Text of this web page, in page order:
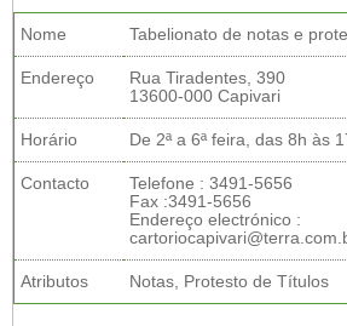
Nome Tabelionato de notas e
Endereço
Rua Tiradentes, 390
13600-000 Capivari
Horário De 2ª a 6ª feira, das 8h às
Contacto
Telefone : 3491-5656
Fax :3491-5656
Endereço electrónico :
Atributos Notas, Protesto de Títulos